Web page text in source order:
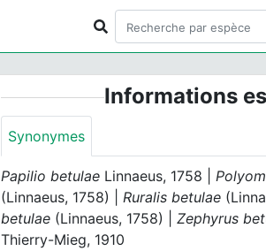
Informations
Synonymes
Papilio betulae Linnaeus, 1758 |
(Linnaeus, 1758) |Ruralis betulae
betulae (Linnaeus, 1758) |Zephyrus
Thierry-Mieg, 1910